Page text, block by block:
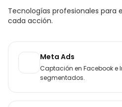
Tecnologías profesionales para
cada acción.
Meta Ads
Captación en Facebook
segmentados.